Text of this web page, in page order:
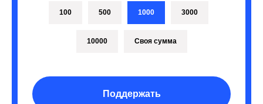
100 500 1000 3000
10000 Своя сумма
Поддержать